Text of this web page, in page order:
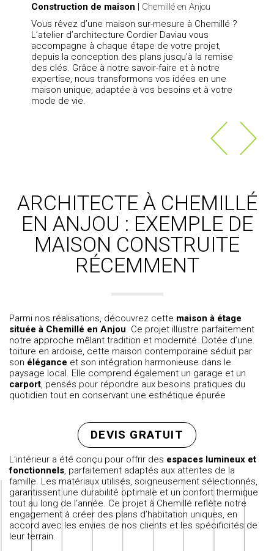
Construction de maison | Chemillé en Anjou
Vous rêvez d’une maison sur-mesure à Chemillé ?
L’atelier d’architecture Cordier Daviau vous
accompagne à chaque étape de votre projet,
depuis la conception des plans jusqu’à la remise
des clés. Grâce à notre savoir-faire et à notre
expertise, nous transformons vos idées en une
maison unique, adaptée à vos besoins et à votre
mode de vie.
ARCHITECTE À CHEMILLÉ
EN ANJOU : EXEMPLE DE
MAISON CONSTRUITE
RÉCEMMENT
Parmi nos réalisations, découvrez cette maison à étage
située à Chemillé en Anjou . Ce projet illustre parfaitement
notre approche mêlant tradition et modernité. Dotée d’une
toiture en ardoise, cette maison contemporaine séduit par
son élégance et son intégration harmonieuse dans le
paysage local. Elle comprend également un garage et un
carport , pensés pour répondre aux besoins pratiques du
quotidien tout en conservant une esthétique épurée
DEVIS GRATUIT
L’intérieur a été conçu pour offrir des espaces lumineux et
fonctionnels , parfaitement adaptés aux attentes de la
famille. Les matériaux utilisés, soigneusement sélectionnés,
garantissent une durabilité optimale et un confort thermique
tout au long de l’année. Ce projet à Chemillé reflète notre
engagement à créer des plans d’habitation uniques , en
accord avec les envies de nos clients et les spécificités de
leur terrain.